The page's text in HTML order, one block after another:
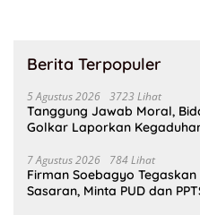
Berita Terpopuler
5 Agustus 2026 3723 Lihat
Tanggung Jawab Moral,
Golkar Laporkan
7 Agustus 2026 784 Lihat
Firman Soebagyo
Sasaran, Minta PUD dan